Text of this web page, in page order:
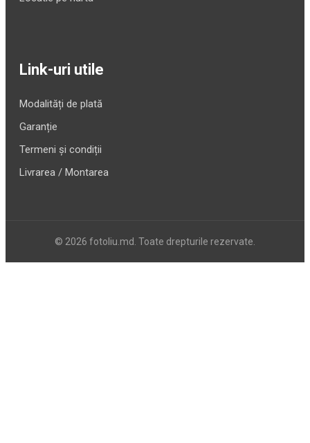
Link-uri utile
Modalități de plată
Garanție
Termeni și condiții
Livrarea / Montarea
© 2026 fotoliu.md. Toate drepturile rezervate.